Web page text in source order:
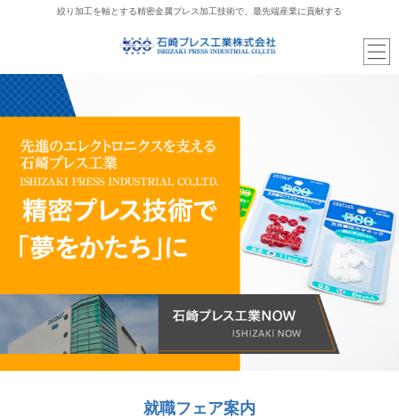
絞り加工を軸とする精密金属プレス加工技術で、最先端産業に貢献する
就職フェア案内